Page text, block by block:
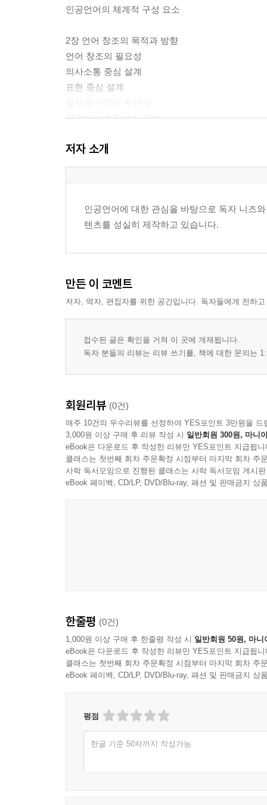
인공언어의 체계적 구성 요소
2장 언어 창조의 목적과 방향
언어 창조의 필요성
의사소통 중심 설계
표현 중심 설계
간결성과 확장성의 균형
3장 소리 체계와 문자 체계
음절 구조의 설계
문자 체계의 유형
4장 단어 형성의 원리
어근의 설정 방식
파생의 구조와 기능
합성어의 형성 원리
품사에 따른 단어 조직
5장 품사와 문장 성분의 구성
명사의 기능과 범주
동사의 역할과 유형
형용사와 부사의 배치
대명사와 지시 표현
의문문과 명령문의 형식
문법 규칙의 예외 처리 방식
7장 의미 체계와 표현 방식
추상어와 구체어의 구분
관계 표현의 구조
감정과 상태의 언어화
관점과 초점의 반영 방식
저자 소개
인공언어에 대한 관심을 바탕으로 독자 니즈
텐츠를 성실히 제작하고 있습니다.
만든 이 코멘트
저자, 역자, 편집자를 위한 공간입니다. 독자들에게 전하
접수된 글은 확인을 거쳐 이 곳에 게재됩니다.
독자 분들의 리뷰는 리뷰 쓰기를, 책에 대한 문의는
회원리뷰 (0건)
매주 10건의 우수리뷰를 선정하여 YES포인트 3만원을 드
3,000원 이상 구매 후 리뷰 작성 시 일반회원 300원, 마니
eBook은 다운로드 후 작성한 리뷰만 YES포인트 지급됩니
클래스는 첫번째 회차 주문확정 시점부터 마지막 회차 주
사락 독서모임으로 진행된 클래스는 사락 독서모임 게시
eBook 페이백, CD/LP, DVD/Blu-ray, 패션 및 판매금지 상
한줄평 (0건)
1,000원 이상 구매 후 한줄평 작성 시 일반회원 50원, 마니
eBook은 다운로드 후 작성한 리뷰만 YES포인트 지급됩니
클래스는 첫번째 회차 주문확정 시점부터 마지막 회차 주
eBook 페이백, CD/LP, DVD/Blu-ray, 패션 및 판매금지 상
평점
한글 기준 50자까지 작성가능